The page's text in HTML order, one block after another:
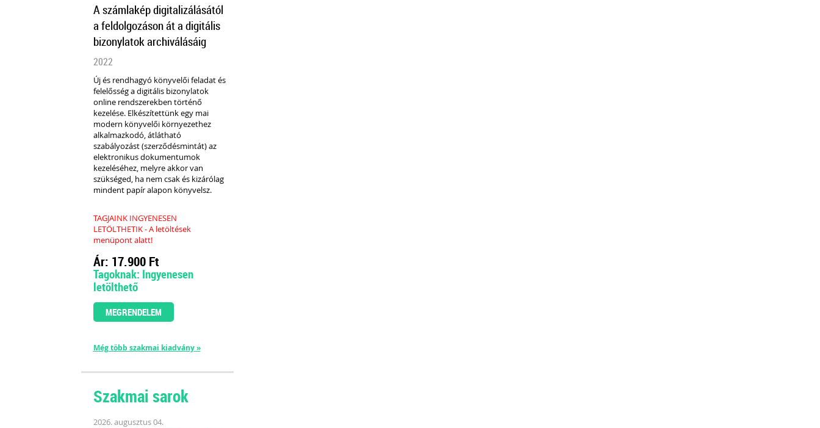
A számlakép digitalizálásától
a feldolgozáson át a digitális
bizonylatok archiválásáig
2022
Új és rendhagyó könyvelői feladat és
felelősség a digitális bizonylatok
online rendszerekben történő
kezelése. Elkészítettünk egy mai
modern könyvelői környezethez
alkalmazkodó, átlátható
szabályozást (szerződésmintát) az
elektronikus dokumentumok
kezeléséhez, melyre akkor van
szükséged, ha nem csak és kizárólag
mindent papír alapon könyvelsz.
TAGJAINK INGYENESEN
LETÖLTHETIK - A letöltések
menüpont alatt!
Ár: 17.900 Ft
Tagoknak: Ingyenesen
letölthető
MEGRENDELEM
Még több szakmai kiadvány »
Szakmai sarok
2026. augusztus 04.